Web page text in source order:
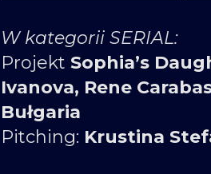
W kategorii SERIAL:
Projekt Sophia’s
Ivanova, Rene
Bułgaria
Pitching: Krustina